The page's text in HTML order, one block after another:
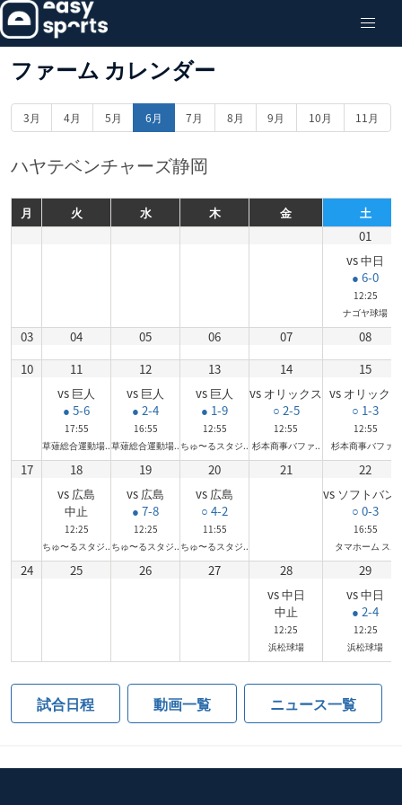
ファーム カレンダー
3月 4月 5月 6月 7月 8月 9月 10月 11月
ハヤテベンチャーズ静岡
月 火 水 木 金
土
01
vs 中日
● 6-0
12:25
ナゴヤ球場
03 04 05 06 07
08
10
11
vs 巨人
● 5-6
17:55
草薙総合運動場..
12
vs 巨人
● 2-4
16:55
草薙総合運動場..
13
vs 巨人
● 1-9
12:55
ちゅ〜るスタジ..
14
vs オリックス
○ 2-5
12:55
杉本商事バファ..
15
vs オリックス
○ 1-3
12:55
杉本商事バファ..
17
18
vs 広島
中止
12:25
ちゅ〜るスタジ..
19
vs 広島
● 7-8
12:25
ちゅ〜るスタジ..
20
vs 広島
○ 4-2
11:55
ちゅ〜るスタジ..
21
22
vs ソフトバン
○ 0-3
16:55
タマホーム ス..
24 25 26 27
28
vs 中日
中止
12:25
浜松球場
29
vs 中日
● 2-4
12:25
浜松球場
試合日程 動画一覧 ニュース一覧